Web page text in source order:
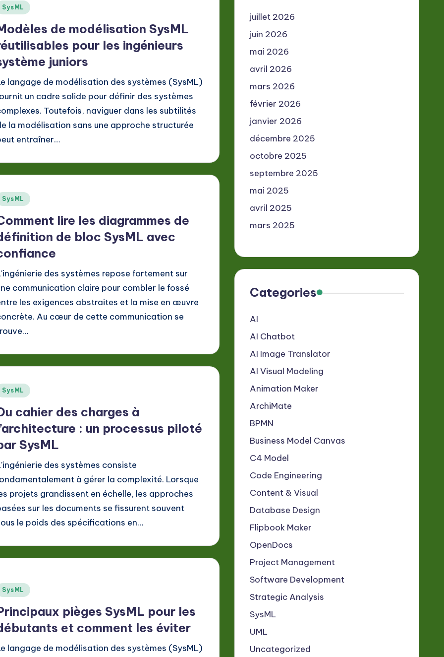
SysML
de modélisation SysML
pour les ingénieurs
juniors
langage de modélisation des systèmes (SysML)
un cadre solide pour définir des systèmes
Toutefois, naviguer dans les subtilités
la modélisation sans une approche structurée
entraîner…
SysML
lire les diagrammes de
de bloc SysML avec
des systèmes repose fortement sur
communication claire pour combler le fossé
les exigences abstraites et la mise en œuvre
Au cœur de cette communication se
SysML
cahier des charges à
: un processus piloté
SysML
des systèmes consiste
à gérer la complexité. Lorsque
projets grandissent en échelle, les approches
sur les documents se fissurent souvent
le poids des spécifications en…
SysML
pièges SysML pour les
et comment les éviter
langage de modélisation des systèmes (SysML)
juillet 2026
juin 2026
mai 2026
avril 2026
mars 2026
février 2026
janvier 2026
décembre 2025
octobre 2025
septembre 2025
mai 2025
avril 2025
mars 2025
Categories
AI
AI Chatbot
AI Image Translator
AI Visual Modeling
Animation Maker
ArchiMate
BPMN
Business Model Canvas
C4 Model
Code Engineering
Content & Visual
Database Design
Flipbook Maker
OpenDocs
Project Management
Software Development
Strategic Analysis
SysML
UML
Uncategorized